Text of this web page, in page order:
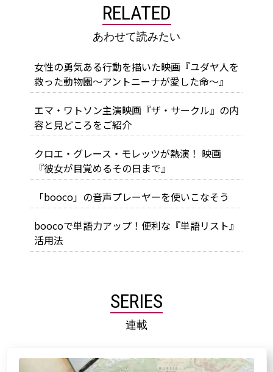
RELATED
あわせて読みたい
女性の勇気ある行動を描いた映画『ユダヤ人を
救った動物園～アントニーナが愛した命～』
エマ・ワトソン主演映画『ザ・サークル』の内
容と見どころをご紹介
クロエ・グレース・モレッツが熱演！ 映画
『彼女が目覚めるその日まで』
「booco」の音声プレーヤーを使いこなそう
boocoで単語力アップ！便利な『単語リスト』
活用法
SERIES
連載